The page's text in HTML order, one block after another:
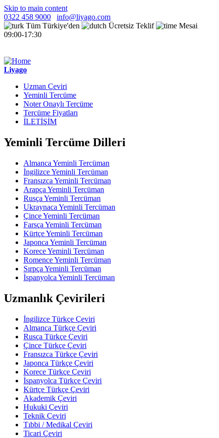
Skip to main content
0322 458 9000
info@liyago.com
Tüm Türkiye'den
Ücretsiz Teklif
Mesai
09:00-17:30
Liyago
Uzman Çeviri
Yeminli Tercüme
Noter Onaylı Tercüme
Tercüme Fiyatları
İLETİŞİM
Yeminli Tercüme Dilleri
Almanca Yeminli Tercüman
İngilizce Yeminli Tercüman
Fransızca Yeminli Tercüman
Arapça Yeminli Tercüman
Rusça Yeminli Tercüman
Ukraynaca Yeminli Tercüman
Çince Yeminli Tercüman
Farsça Yeminli Tercüman
Kürtçe Yeminli Tercüman
Japonca Yeminli Tercüman
Korece Yeminli Tercüman
Romence Yeminli Tercüman
Sırpça Yeminli Tercüman
İspanyolca Yeminli Tercüman
Uzmanlık Çevirileri
İngilizce Türkçe Çeviri
Almanca Türkçe Çeviri
Rusça Türkçe Çeviri
Çince Türkçe Çeviri
Fransızca Türkçe Çeviri
Japonca Türkçe Çeviri
Korece Türkçe Çeviri
İspanyolca Türkçe Çeviri
Kürtçe Türkçe Çeviri
Akademik Çeviri
Hukuki Çeviri
Teknik Çeviri
Tıbbi / Medikal Çeviri
Ticari Çeviri